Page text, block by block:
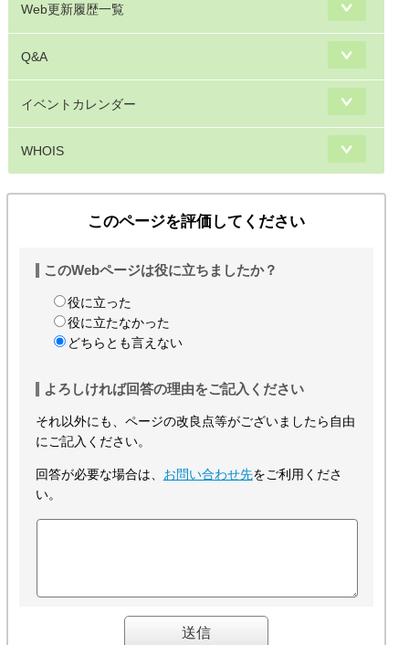
Web更新履歴一覧
Q&A
イベントカレンダー
WHOIS
このページを評価してください
このWebページは役に立ちましたか？
役に立った
役に立たなかった
どちらとも言えない
よろしければ回答の理由をご記入ください
それ以外にも、ページの改良点等がございましたら自由
にご記入ください。
回答が必要な場合は、 お問い合わせ先をご利用くださ
い。